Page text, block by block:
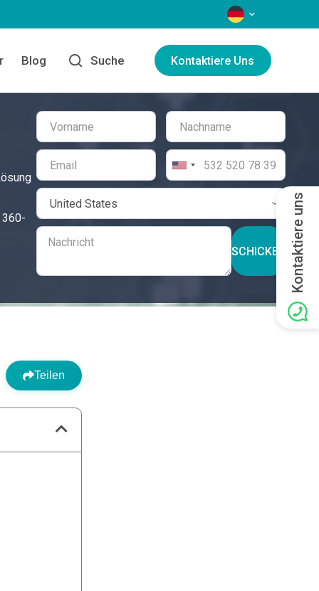
SPRACHEN
Blog Suche Kontaktiere Uns
SCHICKEN
Teilen
Kontaktiere uns